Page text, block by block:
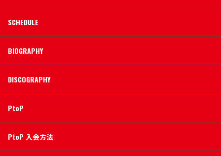
SCHEDULE
BIOGRAPHY
DISCOGRAPHY
PtoP
PtoP 入会方法